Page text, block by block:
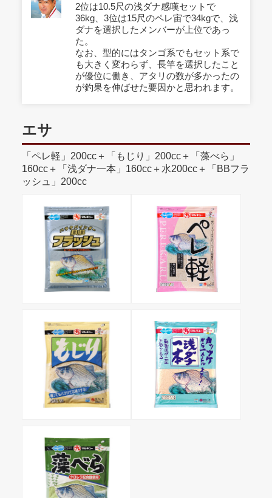
2位は10.5尺の浅ダナ感嘆セットで
36kg、3位は15尺のペレ宙で34kgで、浅
ダナを選択したメンバーが上位であっ
た。
なお、型的にはタンゴ系でもセット系で
も大きく変わらず、長竿を選択したこと
が優位に働き、アタリの数が多かったの
が釣果を伸ばせた要因かと思われます。
エサ
「ペレ軽」200cc＋「もじり」200cc＋「藻べら」
160cc＋「浅ダナ一本」160cc＋水200cc＋「BBフラ
ッシュ」200cc